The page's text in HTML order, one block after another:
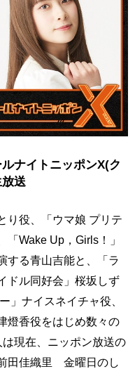
ナイトニッポンX(ク
送
り役、「ウマ娘 プリテ
Wake Up，Girls！」
する青山吉能と、「ラ
ドル同好会」桜坂しず
」ナイスネイチャ役、
燈香役をはじめ数々の
現在、ニッポン放送の
田佳織里 金曜日のし